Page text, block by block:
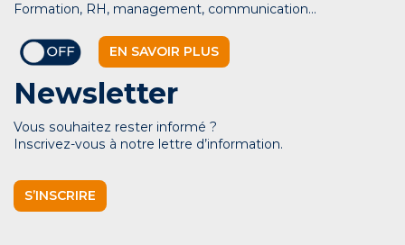
Formation, RH, management, communication…
EN SAVOIR PLUS
Newsletter
Vous souhaitez rester informé ?
Inscrivez-vous à notre lettre d’information.
S’INSCRIRE